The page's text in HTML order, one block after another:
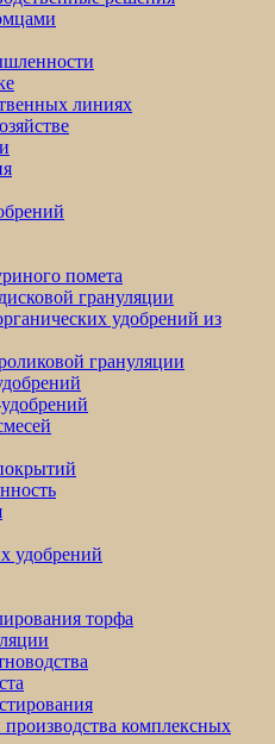
линиях
помета
грануляции
удобрений из
грануляции
удобрений
торфа
комплексных